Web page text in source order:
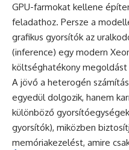
GPU-farmokat kellene
feladathoz. Persze a
grafikus gyorsítók az
(inference) egy modern
költséghatékony megoldást
A jövő a heterogén
egyedül dolgozik, hanem
különböző
gyorsítók), miközben
memóriakezelést, amire